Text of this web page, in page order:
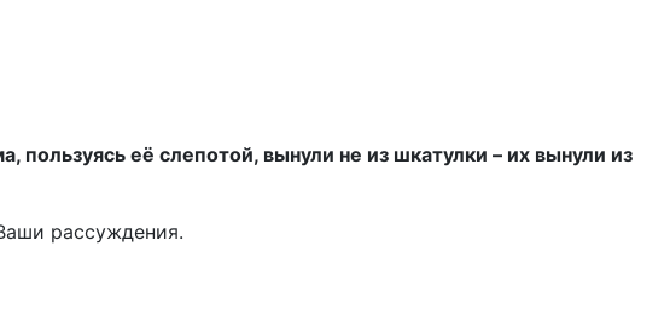
пользуясь её слепотой, вынули не из шкатулки – их вынули из
рассуждения.